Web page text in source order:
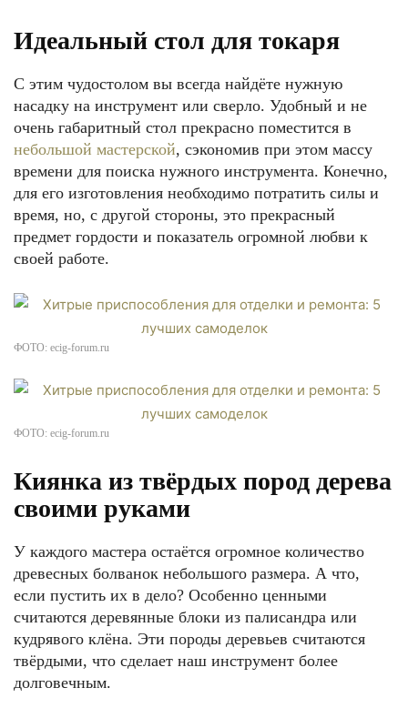
Идеальный стол для токаря
С этим чудостолом вы всегда найдёте нужную
насадку на инструмент или сверло. Удобный и не
очень габаритный стол прекрасно поместится в
небольшой мастерской, сэкономив при этом массу
времени для поиска нужного инструмента. Конечно,
для его изготовления необходимо потратить силы и
время, но, с другой стороны, это прекрасный
предмет гордости и показатель огромной любви к
своей работе.
ФОТО: ecig-forum.ru
ФОТО: ecig-forum.ru
Киянка из твёрдых пород дерева
своими руками
У каждого мастера остаётся огромное количество
древесных болванок небольшого размера. А что,
если пустить их в дело? Особенно ценными
считаются деревянные блоки из палисандра или
кудрявого клёна. Эти породы деревьев считаются
твёрдыми, что сделает наш инструмент более
долговечным.